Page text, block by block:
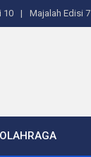
10 Majalah Edisi 7
OLAHRAGA